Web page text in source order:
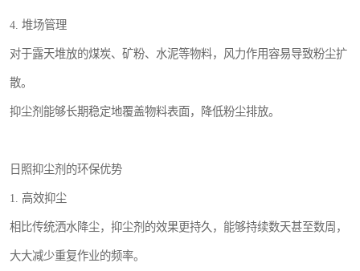
4. 堆场管理
对于露天堆放的煤炭、矿粉、水泥等物料，风力作用容易导致粉尘扩
散。
抑尘剂能够长期稳定地覆盖物料表面，降低粉尘排放。
日照抑尘剂的环保优势
1. 高效抑尘
相比传统洒水降尘，抑尘剂的效果更持久，能够持续数天甚至数周，
大大减少重复作业的频率。